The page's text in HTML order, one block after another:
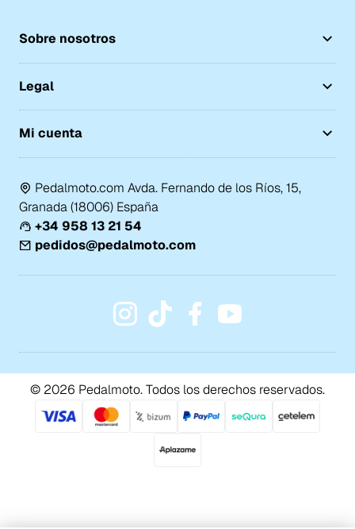
Sobre nosotros
Legal
Mi cuenta
Pedalmoto.com Avda. Fernando de los Ríos, 15,
Granada (18006) España
+34 958 13 21 54
pedidos@pedalmoto.com
© 2026 Pedalmoto. Todos los derechos reservados.